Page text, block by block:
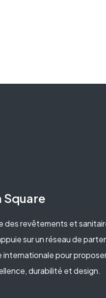
Square
des revêtements et
sur un réseau de
internationale pour
durabilité et design.